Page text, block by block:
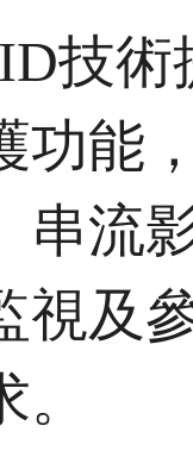
技
功能
串流
視及